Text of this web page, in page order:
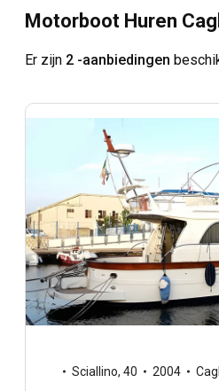
Motorboot Huren
Er zijn 2 -aanbiedingen
Sciallino, 40 2004